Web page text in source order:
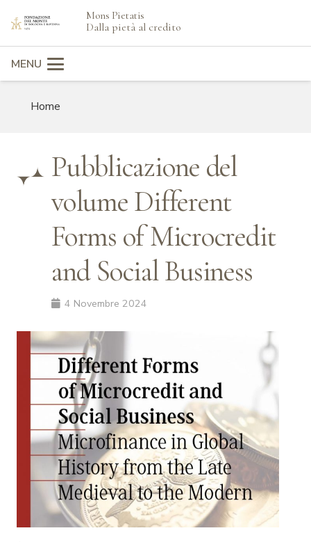
Mons Pietatis
Dalla pietà al credito
MENU
Home
Pubblicazione del
volume Different
Forms of Microcredit
and Social Business
4 Novembre 2024